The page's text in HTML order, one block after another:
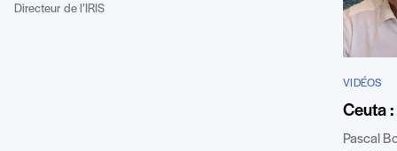
Directeur de l’IRIS
VIDÉOS
Ceuta
Pascal